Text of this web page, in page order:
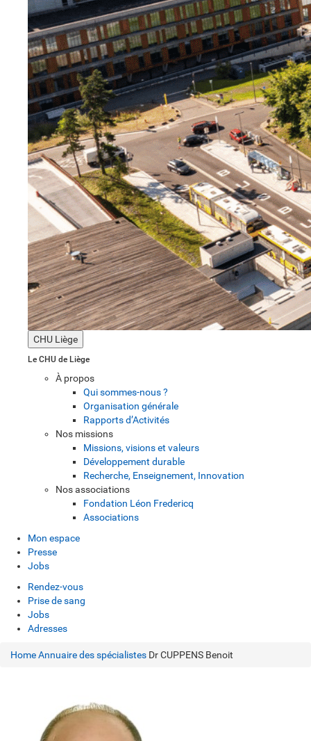
CHU Liège
Le CHU de Liège
À propos
Qui sommes-nous ?
Organisation générale
Rapports d’Activités
Nos missions
Missions, visions et valeurs
Développement durable
Recherche, Enseignement, Innovation
Nos associations
Fondation Léon Fredericq
Associations
Mon espace
Presse
Jobs
Rendez-vous
Prise de sang
Jobs
Adresses
HomeAnnuaire des spécialistes Dr CUPPENS Benoit